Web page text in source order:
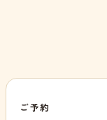
ご予約